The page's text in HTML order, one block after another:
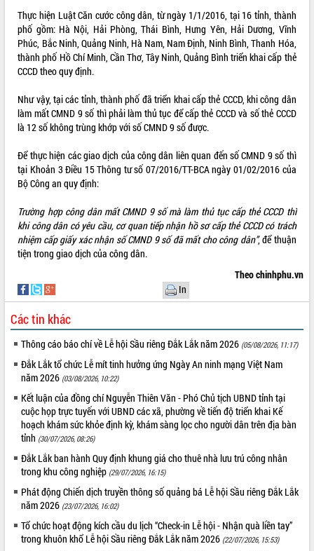
VIDEO
Không có file video nào để phát.
ALBUM ẢNH
LIÊN KẾT WEB
THỐNG KÊ TRUY CẬP
Hôm nay:
7221
Tất cả: 66092889
Thực hiện Luật Căn cước công dân, từ ngày 1/1/2016, tại 16 tỉnh, thành
phố gồm: Hà Nội, Hải Phòng, Thái Bình, Hưng Yên, Hải Dương, Vĩnh
Phúc, Bắc Ninh, Quảng Ninh, Hà Nam, Nam Định, Ninh Bình, Thanh Hóa,
thành phố Hồ Chí Minh, Cần Thơ, Tây Ninh, Quảng Bình triển khai cấp thẻ
CCCD theo quy định.
Như vậy, tại các tỉnh, thành phố đã triển khai cấp thẻ CCCD, khi công dân
làm mất CMND 9 số thì phải làm thủ tục để cấp thẻ CCCD và số thẻ CCCD
là 12 số không trùng khớp với số CMND 9 số được.
Để thực hiện các giao dịch của công dân liên quan đến số CMND 9 số thì
tại Khoản 3 Điều 15 Thông tư số 07/2016/TT-BCA ngày 01/02/2016 của
Bộ Công an quy định:
Trường hợp công dân mất CMND 9 số mà làm thủ tục cấp thẻ CCCD thì
khi công dân có yêu cầu, cơ quan tiếp nhận hồ sơ cấp thẻ CCCD có trách
nhiệm cấp giấy xác nhận số CMND 9 số đã mất cho công dân”, để thuận
tiện trong giao dịch của công dân.
Theo chinhphu.vn
In
Các tin khác
Thông cáo báo chí về Lễ hội Sầu riêng Đắk Lắk năm 2026 (05/08/2026, 11:17)
Đắk Lắk tổ chức Lễ mít tinh hưởng ứng Ngày An ninh mạng Việt Nam
năm 2026 (03/08/2026, 10:22)
Kết luận của đồng chí Nguyễn Thiên Văn - Phó Chủ tịch UBND tỉnh tại
cuộc họp trực tuyến với UBND các xã, phường về tiến độ triển khai Kế
hoạch khám sức khỏe định kỳ, khám sàng lọc cho người dân trên địa bàn
tỉnh (30/07/2026, 08:26)
Đắk Lắk ban hành Quy định khung giá cho thuê nhà lưu trú công nhân
trong khu công nghiệp (29/07/2026, 16:15)
Phát động Chiến dịch truyền thông số quảng bá Lễ hội Sầu riêng Đắk Lắk
năm 2026 (23/07/2026, 16:02)
Tổ chức hoạt động kích cầu du lịch “Check-in Lễ hội - Nhận quà liền tay”
trong khuôn khổ Lễ hội Sầu riêng Đắk Lắk năm 2026 (22/07/2026, 15:53)